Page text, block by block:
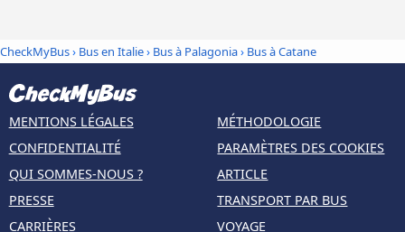
CheckMyBus› Bus en Italie› Bus à Palagonia› Bus à Catane
MENTIONS LÉGALES
CONFIDENTIALITÉ
QUI SOMMES-NOUS ?
PRESSE
CARRIÈRES
MÉTHODOLOGIE
PARAMÈTRES DES COOKIES
ARTICLE
TRANSPORT PAR BUS
VOYAGE